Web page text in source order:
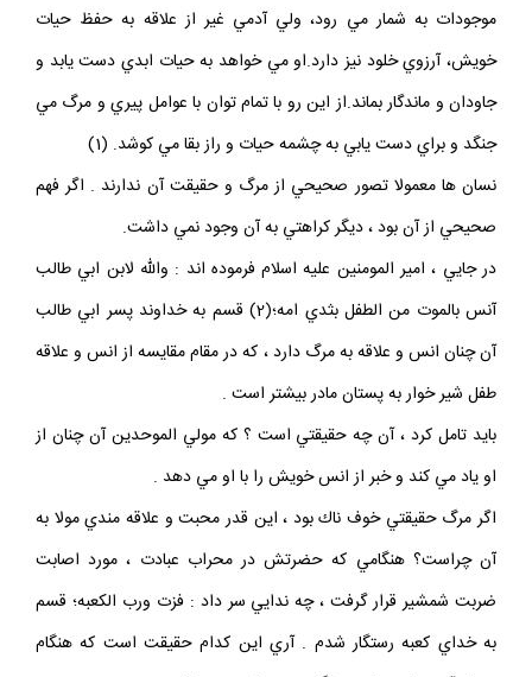
موجودات به شمار مي رود، ولي آدمي غير از علاقه به حفظ حيات
خويش، آرزوي خلود نيز دارد.او مي خواهد به حيات ابدي دست يابد و
جاودان و ماندگار بماند.از اين رو با تمام توان با عوامل پيري و مرگ مي
جنگد و براي دست يابي به چشمه حيات و راز بقا مي كوشد. (1)
نسان ها معمولا تصور صحيحي از مرگ و حقيقت آن ندارند . اگر فهم
صحيحي از آن بود ، ديگر كراهتي به آن وجود نمي داشت.
در جايي ، امير المومنين عليه اسلام فرموده اند : والله لابن ابي طالب
آنس بالموت من الطفل بثدي امه؛(2) قسم به خداوند پسر ابي طالب
آن چنان انس و علاقه به مرگ دارد ، كه در مقام مقايسه از انس و علاقه
طفل شير خوار به پستان مادر بيشتر است .
بايد تامل كرد ، آن چه حقيقتي است ؟ كه مولي الموحدين آن چنان از
او ياد مي كند و خبر از انس خويش را با او مي دهد .
اگر مرگ حقيقتي خوف ناك بود ، اين قدر محبت و علاقه مندي مولا به
آن چراست؟ هنگامي كه حضرتش در محراب عبادت ، مورد اصابت
ضربت شمشير قرار گرفت ، چه ندايي سر داد : فزت ورب الكعبه؛ قسم
به خداي كعبه رستگار شدم . آري اين كدام حقيقت است كه هنگام